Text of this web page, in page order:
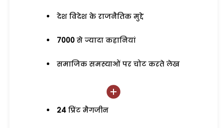
देश विदेश के राजनैतिक मुद्दे
7000 से ज्यादा कहानियां
समाजिक समस्याओं पर चोट करते लेख
24 प्रिंट मैगजीन